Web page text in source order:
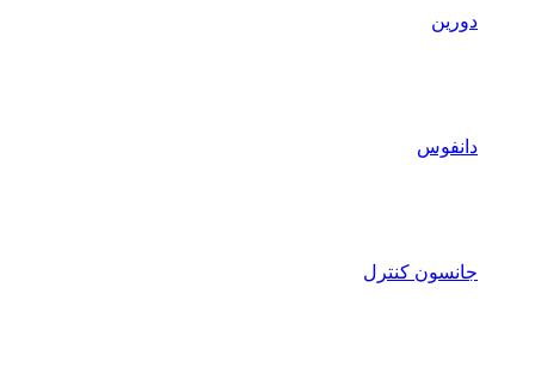
دورین
دانفوس
جانسون کنترل